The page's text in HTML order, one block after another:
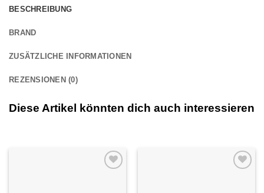
BESCHREIBUNG
BRAND
ZUSÄTZLICHE INFORMATIONEN
REZENSIONEN (0)
Diese Artikel könnten dich auch interessieren